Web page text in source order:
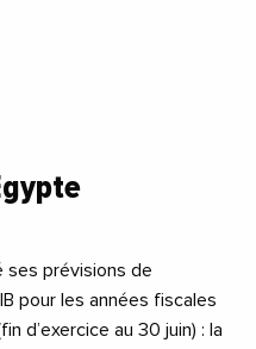
ses prévisions de
pour les années fiscales
d’exercice au 30 juin) : la